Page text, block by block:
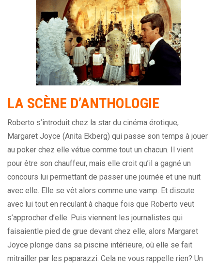
LA SCÈNE D’ANTHOLOGIE
Roberto s’introduit chez la star du cinéma érotique,
Margaret Joyce (Anita Ekberg) qui passe son temps à jouer
au poker chez elle vétue comme tout un chacun. Il vient
pour être son chauffeur, mais elle croit qu’il a gagné un
concours lui permettant de passer une journée et une nuit
avec elle. Elle se vêt alors comme une vamp. Et discute
avec lui tout en reculant à chaque fois que Roberto veut
s’approcher d’elle. Puis viennent les journalistes qui
faisaientle pied de grue devant chez elle, alors Margaret
Joyce plonge dans sa piscine intérieure, où elle se fait
mitrailler par les paparazzi. Cela ne vous rappelle rien? Un